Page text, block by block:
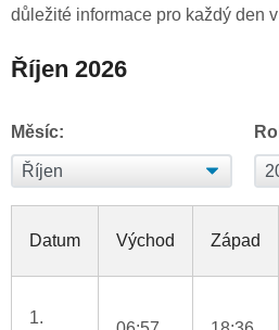
důležité informace pro každý den
Říjen 2026
Měsíc:
Datum Východ Západ
1.